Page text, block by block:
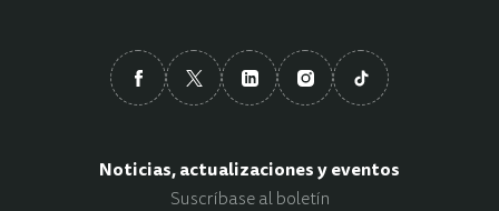
Noticias, actualizaciones y eventos
Suscríbase al boletín